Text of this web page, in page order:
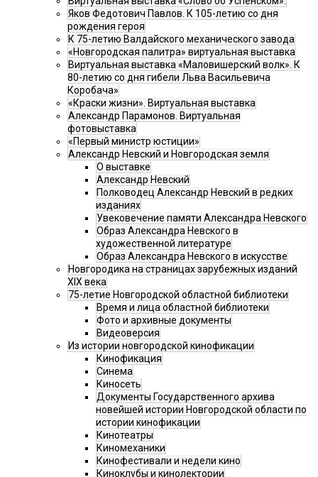
Яков Федотович Павлов. К 105-летию со дня
рождения героя
К 75-летию Валдайского механического завода
«Новгородская палитра» виртуальная выставка
Виртуальная выставка «Маловишерский волк». К
80-летию со дня гибели Льва Васильевича
Коробача»
«Краски жизни». Виртуальная выставка
Александр Парамонов. Виртуальная
фотовыставка
«Первый министр юстиции»
Александр Невский и Новгородская земля
О выставке
Александр Невский
Полководец Александр Невский в редких
изданиях
Увековечение памяти Александра Невского
Образ Александра Невского в
художественной литературе
Образ Александра Невского в искусстве
Новгородика на страницах зарубежных изданий
XIX века
75-летие Новгородской областной библиотеки
Время и лица областной библиотеки
Фото и архивные документы
Видеоверсия
Из истории новгородской кинофикации
Кинофикация
Синема
Киносеть
Документы Государственного архива
новейшей истории Новгородской области по
истории кинофикации
Кинотеатры
Киномеханики
Кинофестивали и недели кино
Киноклубы и кинолектории